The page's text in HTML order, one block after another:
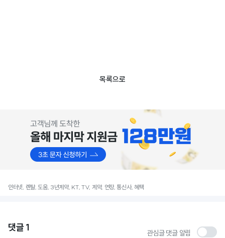
목록으로
인터넷, 렌탈, 도움, 3년계약, KT, TV, 계약, 연장, 통신사, 혜택
댓글 1 관심글 댓글 알림